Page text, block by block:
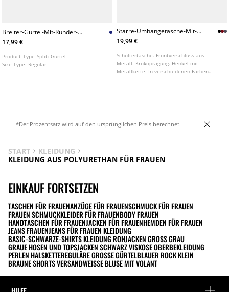
Breiter-Gurtel-Mit-Runder-
Schnalle
17,99 €
Product_Type_Split:Gürtel
Size Type: Regular
Starre-Umhangetasche-Mit-
Krokopragung
19,99 €
Schultertasche. Frontverschluss aus
Metall. Krokoprägung. Henkel mit
Metallkette. In verschiedenen Farben
*Der Prozentsatz wird auf den ursprünglichen Preis berechnet.
START
KLEIDUNG
KLEIDUNG AUS POLYURETHAN FÜR FRAUEN
EINKAUF FORTSETZEN
TASCHEN FÜR FRAUENANZÜGE FÜR FRAUENSCHMUCK FÜR FRAUEN
FRAUEN SCHMUCKKLEIDER FÜR FRAUENBODY FRAUEN
HANDTASCHEN FÜR FRAUENJACKEN FÜR FRAUENHEMDEN FÜR FRAUEN
JEANS FRAUENJEANS FÜR FRAUEN KLEIDUNG
BASIC-SCHWARZE-SHIRTS KLEIDUNG ROHJACKEN GROSS GRAU
GRAUE HOSEN UND TOPSJACKEN SCHWARZ VISKOSE OBERBEKLEIDUNG
PERLEN HALSKETTEREGULÄRE GROSSE GÜRTEL BLAUER ROCK KLEIN
BRAUNE SHORTS VERSANDWEISSE BLUSE MIT VOLANT